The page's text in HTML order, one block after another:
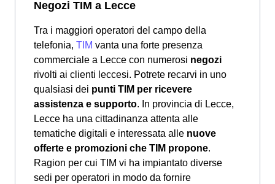
Negozi TIM a Lecce
Tra i maggiori operatori del campo della
telefonia, TIM vanta una forte presenza
commerciale a Lecce con numerosi negozi
rivolti ai clienti leccesi. Potrete recarvi in uno
qualsiasi dei punti TIM per ricevere
assistenza e supporto. In provincia di Lecce,
Lecce ha una cittadinanza attenta alle
tematiche digitali e interessata alle nuove
offerte e promozioni che TIM propone.
Ragion per cui TIM vi ha impiantato diverse
sedi per operatori in modo da fornire